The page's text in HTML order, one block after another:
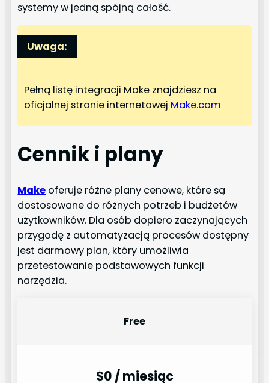
systemy w jedną spójną całość.
Uwaga:
Pełną listę integracji Make znajdziesz na
oficjalnej stronie internetowej Make.com
Cennik i plany
Make oferuje różne plany cenowe, które są
dostosowane do różnych potrzeb i budżetów
użytkowników. Dla osób dopiero zaczynających
przygodę z automatyzacją procesów dostępny
jest darmowy plan, który umożliwia
przetestowanie podstawowych funkcji
narzędzia.
Free
$0 / miesiąc